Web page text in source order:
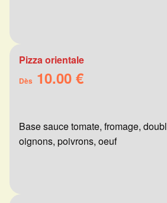
Pizza orientale
Dès 10.00 €
Base sauce tomate, fromage,
oignons, poivrons, oeuf